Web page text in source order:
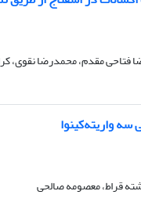
مقدم، محمدرضا نقوی،
واریته‌کینوا
قراط، معصومه صالحی